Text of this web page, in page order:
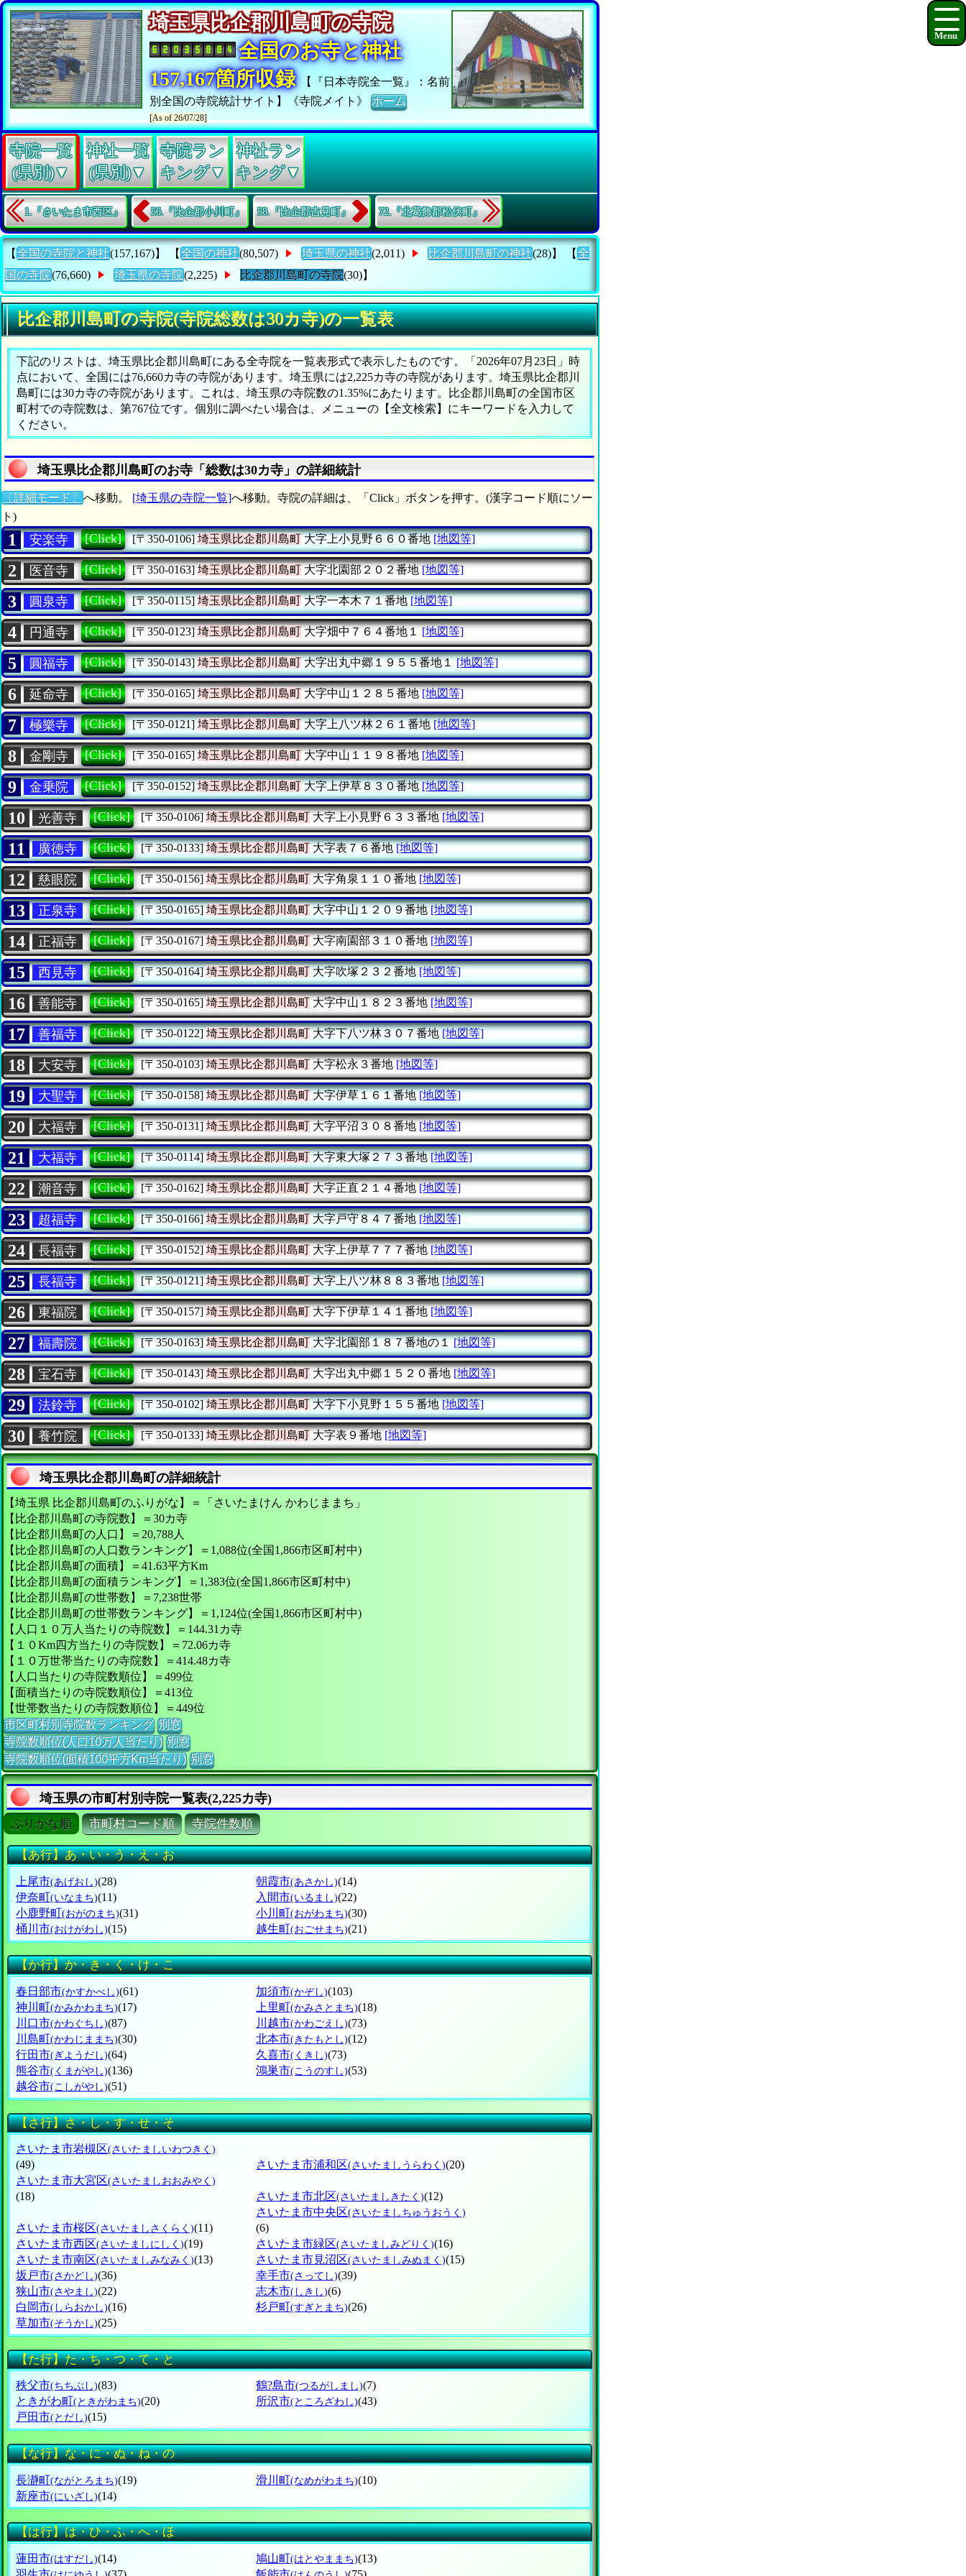
埼玉県比企郡川島町の寺院
全国のお寺と神社
157,167箇所収録
【『日本寺院全一覧』：名前
別全国の寺院統計サイト】《寺院メイト》ホーム
[As of 26/07/28]
寺院一覧
(県別)▼
神社一覧
(県別)▼
寺院ラン
キング▼
神社ラン
キング▼
1.『さいたま市西区』 56.『比企郡小川町』 58.『比企郡吉見町』 72.『北葛飾郡松伏町』
【 全国の寺院と神社(157,167)】 【 全国の神社(80,507) 埼玉県の神社(2,011) 比企郡川島町の神社(28)】 【 全
国の寺院(76,660) 埼玉県の寺院(2,225) 比企郡川島町の寺院(30)】
比企郡川島町の寺院(寺院総数は30カ寺)の一覧表
下記のリストは、埼玉県比企郡川島町にある全寺院を一覧表形式で表示したものです。「2026年07月23日」時
点において、全国には76,660カ寺の寺院があります。埼玉県には2,225カ寺の寺院があります。埼玉県比企郡川
島町には30カ寺の寺院があります。これは、埼玉県の寺院数の1.35%にあたります。比企郡川島町の全国市区
町村での寺院数は、第767位です。個別に調べたい場合は、メニューの【全文検索】にキーワードを入力して
ください。
埼玉県比企郡川島町のお寺「総数は30カ寺」の詳細統計
〔詳細モード〕 へ移動。 [埼玉県の寺院一覧]へ移動。寺院の詳細は、「Click」ボタンを押す。(漢字コード順にソー
ト)
1 安楽寺 [Click] [〒350-0106] 埼玉県比企郡川島町大字上小見野６６０番地 [地図等]
2 医音寺 [Click] [〒350-0163] 埼玉県比企郡川島町大字北園部２０２番地 [地図等]
3 圓泉寺 [Click] [〒350-0115] 埼玉県比企郡川島町大字一本木７１番地 [地図等]
4 円通寺 [Click] [〒350-0123] 埼玉県比企郡川島町大字畑中７６４番地１ [地図等]
5 圓福寺 [Click] [〒350-0143] 埼玉県比企郡川島町大字出丸中郷１９５５番地１ [地図等]
6 延命寺 [Click] [〒350-0165] 埼玉県比企郡川島町大字中山１２８５番地 [地図等]
7 極樂寺 [Click] [〒350-0121] 埼玉県比企郡川島町大字上八ツ林２６１番地 [地図等]
8 金剛寺 [Click] [〒350-0165] 埼玉県比企郡川島町大字中山１１９８番地 [地図等]
9 金乗院 [Click] [〒350-0152] 埼玉県比企郡川島町大字上伊草８３０番地 [地図等]
10 光善寺 [Click] [〒350-0106] 埼玉県比企郡川島町大字上小見野６３３番地 [地図等]
11 廣徳寺 [Click] [〒350-0133] 埼玉県比企郡川島町大字表７６番地 [地図等]
12 慈眼院 [Click] [〒350-0156] 埼玉県比企郡川島町大字角泉１１０番地 [地図等]
13 正泉寺 [Click] [〒350-0165] 埼玉県比企郡川島町大字中山１２０９番地 [地図等]
14 正福寺 [Click] [〒350-0167] 埼玉県比企郡川島町大字南園部３１０番地 [地図等]
15 西見寺 [Click] [〒350-0164] 埼玉県比企郡川島町大字吹塚２３２番地 [地図等]
16 善能寺 [Click] [〒350-0165] 埼玉県比企郡川島町大字中山１８２３番地 [地図等]
17 善福寺 [Click] [〒350-0122] 埼玉県比企郡川島町大字下八ツ林３０７番地 [地図等]
18 大安寺 [Click] [〒350-0103] 埼玉県比企郡川島町大字松永３番地 [地図等]
19 大聖寺 [Click] [〒350-0158] 埼玉県比企郡川島町大字伊草１６１番地 [地図等]
20 大福寺 [Click] [〒350-0131] 埼玉県比企郡川島町大字平沼３０８番地 [地図等]
21 大福寺 [Click] [〒350-0114] 埼玉県比企郡川島町大字東大塚２７３番地 [地図等]
22 潮音寺 [Click] [〒350-0162] 埼玉県比企郡川島町大字正直２１４番地 [地図等]
23 超福寺 [Click] [〒350-0166] 埼玉県比企郡川島町大字戸守８４７番地 [地図等]
24 長福寺 [Click] [〒350-0152] 埼玉県比企郡川島町大字上伊草７７７番地 [地図等]
25 長福寺 [Click] [〒350-0121] 埼玉県比企郡川島町大字上八ツ林８８３番地 [地図等]
26 東福院 [Click] [〒350-0157] 埼玉県比企郡川島町大字下伊草１４１番地 [地図等]
27 福壽院 [Click] [〒350-0163] 埼玉県比企郡川島町大字北園部１８７番地の１ [地図等]
28 宝石寺 [Click] [〒350-0143] 埼玉県比企郡川島町大字出丸中郷１５２０番地 [地図等]
29 法鈴寺 [Click] [〒350-0102] 埼玉県比企郡川島町大字下小見野１５５番地 [地図等]
30 養竹院 [Click] [〒350-0133] 埼玉県比企郡川島町大字表９番地 [地図等]
埼玉県比企郡川島町の詳細統計
【埼玉県 比企郡川島町のふりがな】＝「さいたまけん かわじままち」
【比企郡川島町の寺院数】＝30カ寺
【比企郡川島町の人口】＝20,788人
【比企郡川島町の人口数ランキング】＝1,088位(全国1,866市区町村中)
【比企郡川島町の面積】＝41.63平方Km
【比企郡川島町の面積ランキング】＝1,383位(全国1,866市区町村中)
【比企郡川島町の世帯数】＝7,238世帯
【比企郡川島町の世帯数ランキング】＝1,124位(全国1,866市区町村中)
【人口１０万人当たりの寺院数】＝144.31カ寺
【１０Km四方当たりの寺院数】＝72.06カ寺
【１０万世帯当たりの寺院数】＝414.48カ寺
【人口当たりの寺院数順位】＝499位
【面積当たりの寺院数順位】＝413位
【世帯数当たりの寺院数順位】＝449位
市区町村別寺院数ランキング 別窓
寺院数順位(人口10万人当たり) 別窓
寺院数順位(面積100平方Km当たり) 別窓
埼玉県の市町村別寺院一覧表(2,225カ寺)
ぶりがな順 市町村コード順 寺院件数順
【あ行】あ・い・う・え・お
上尾市(あげおし)(28) 朝霞市(あさかし)(14)
伊奈町(いなまち)(11) 入間市(いるまし)(22)
小鹿野町(おがのまち)(31) 小川町(おがわまち)(30)
桶川市(おけがわし)(15) 越生町(おごせまち)(21)
【か行】か・き・く・け・こ
春日部市(かすかべし)(61) 加須市(かぞし)(103)
神川町(かみかわまち)(17) 上里町(かみさとまち)(18)
川口市(かわぐちし)(87) 川越市(かわごえし)(73)
川島町(かわじままち)(30) 北本市(きたもとし)(12)
行田市(ぎようだし)(64) 久喜市(くきし)(73)
熊谷市(くまがやし)(136) 鴻巣市(こうのすし)(53)
越谷市(こしがやし)(51)
【さ行】さ・し・す・せ・そ
さいたま市岩槻区(さいたましいわつきく)
(49) さいたま市浦和区(さいたましうらわく)(20)
さいたま市大宮区(さいたましおおみやく)
(18) さいたま市北区(さいたましきたく)(12)
さいたま市桜区(さいたましさくらく)(11)
さいたま市中央区(さいたましちゅうおうく)
(6)
さいたま市西区(さいたましにしく)(19) さいたま市緑区(さいたましみどりく)(16)
さいたま市南区(さいたましみなみく)(13) さいたま市見沼区(さいたましみぬまく)(15)
坂戸市(さかどし)(36) 幸手市(さってし)(39)
狭山市(さやまし)(22) 志木市(しきし)(6)
白岡市(しらおかし)(16) 杉戸町(すぎとまち)(26)
草加市(そうかし)(25)
【た行】た・ち・つ・て・と
秩父市(ちちぶし)(83) 鶴?島市(つるがしまし)(7)
ときがわ町(ときがわまち)(20) 所沢市(ところざわし)(43)
戸田市(とだし)(15)
【な行】な・に・ぬ・ね・の
長瀞町(ながとろまち)(19) 滑川町(なめがわまち)(10)
新座市(にいざし)(14)
【は行】は・ひ・ふ・へ・ほ
蓮田市(はすだし)(14) 鳩山町(はとやままち)(13)